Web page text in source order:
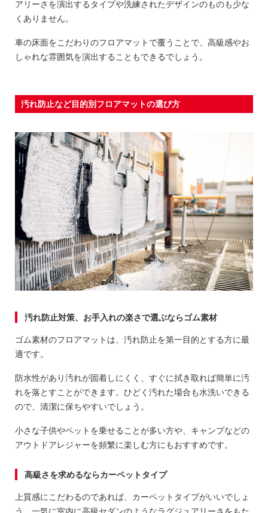
アリーさを演出するタイプや洗練されたデザインのものも少な
くありません。
車の床面をこだわりのフロアマットで覆うことで、高級感やお
しゃれな雰囲気を演出することもできるでしょう。
汚れ防止など目的別フロアマットの選び方
汚れ防止対策、お手入れの楽さで選ぶならゴム素材
ゴム素材のフロアマットは、汚れ防止を第一目的とする方に最
適です。
防水性があり汚れが固着しにくく、すぐに拭き取れば簡単に汚
れを落とすことができます。ひどく汚れた場合も水洗いできる
ので、清潔に保ちやすいでしょう。
小さな子供やペットを乗せることが多い方や、キャンプなどの
アウトドアレジャーを頻繁に楽しむ方にもおすすめです。
高級さを求めるならカーペットタイプ
上質感にこだわるのであれば、カーペットタイプがいいでしょ
う。一気に室内に高級セダンのようなラグジュアリーさをもた